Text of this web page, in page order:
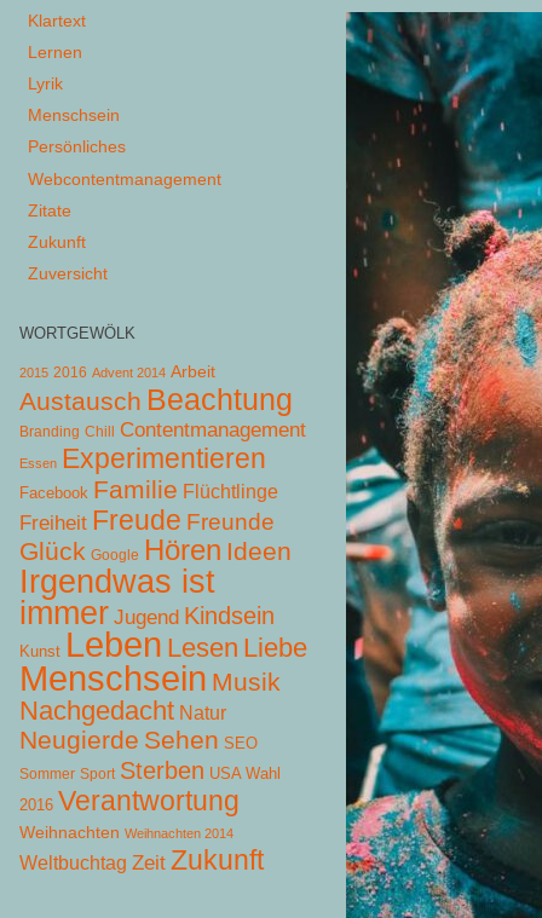
Klartext
Lernen
Lyrik
Menschsein
Persönliches
Webcontentmanagement
Zitate
Zukunft
Zuversicht
WORTGEWÖLK
2015 2016 Advent 2014 Arbeit
Austausch Beachtung
Branding Chill Contentmanagement
Essen Experimentieren
Facebook Familie Flüchtlinge
Freiheit Freude Freunde
Glück Google Hören Ideen
Irgendwas ist
immer Jugend Kindsein
Kunst Leben Lesen Liebe
Menschsein Musik
Nachgedacht Natur
Neugierde Sehen SEO
Sommer Sport Sterben USA Wahl
2016 Verantwortung
Weihnachten Weihnachten 2014
Weltbuchtag Zeit Zukunft